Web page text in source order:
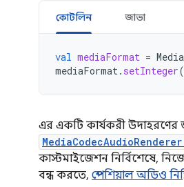
কোটলিন জাভা
val mediaFormat =
mediaFormat. setInteger(
এর একটি কার্যকরী
কাস্টমাইজেশন নির্বিশেষে,
বন্ধ করতে, স্পেশিয়াল অডিও